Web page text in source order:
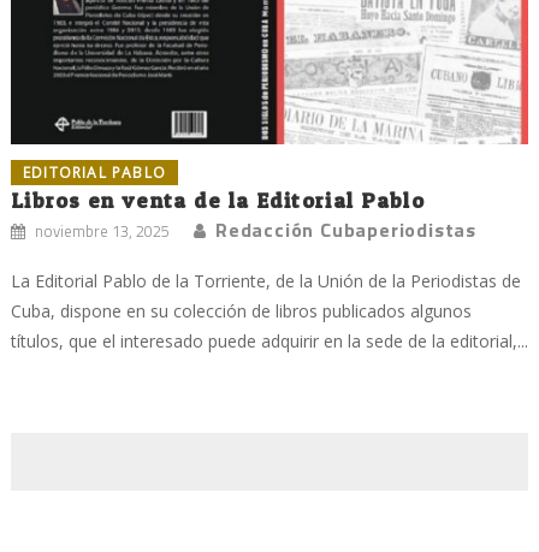
EDITORIAL PABLO
Libros en venta de la Editorial Pablo
noviembre 13, 2025 Redacción Cubaperiodistas
La Editorial Pablo de la Torriente, de la Unión de la Periodistas de
Cuba, dispone en su colección de libros publicados algunos
títulos, que el interesado puede adquirir en la sede de la editorial,...